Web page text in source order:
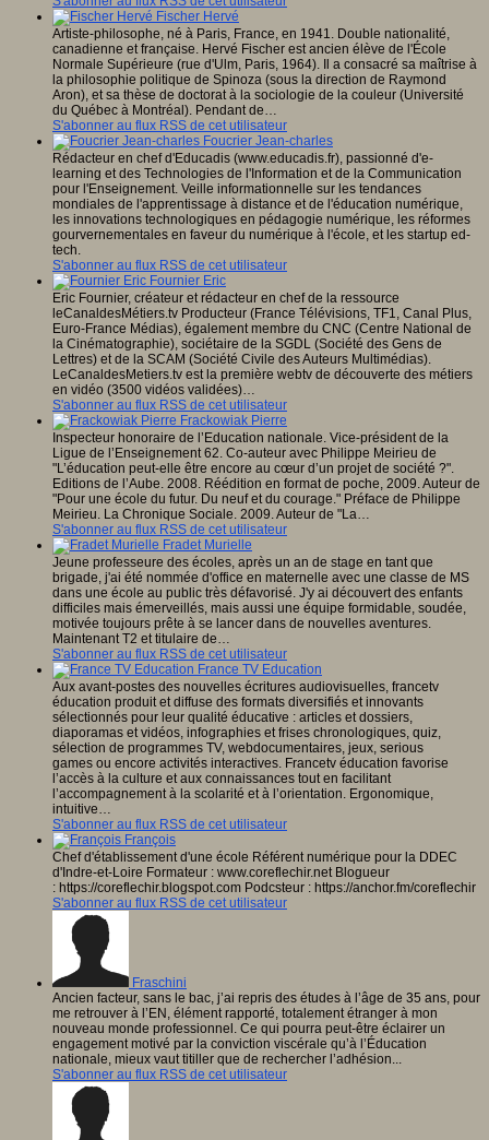
Fischer Hervé
Artiste-philosophe, né à Paris, France, en 1941. Double nationalité,
canadienne et française. Hervé Fischer est ancien élève de l'École
Normale Supérieure (rue d'Ulm, Paris, 1964). Il a consacré sa maîtrise à
la philosophie politique de Spinoza (sous la direction de Raymond
Aron), et sa thèse de doctorat à la sociologie de la couleur (Université
du Québec à Montréal). Pendant de…
S'abonner au flux RSS de cet utilisateur
Foucrier Jean-charles
Rédacteur en chef d'Educadis (www.educadis.fr), passionné d'e-
learning et des Technologies de l'Information et de la Communication
pour l'Enseignement. Veille informationnelle sur les tendances
mondiales de l'apprentissage à distance et de l'éducation numérique,
les innovations technologiques en pédagogie numérique, les réformes
gourvernementales en faveur du numérique à l'école, et les startup ed-
tech.
S'abonner au flux RSS de cet utilisateur
Fournier Eric
Eric Fournier, créateur et rédacteur en chef de la ressource
leCanaldesMétiers.tv Producteur (France Télévisions, TF1, Canal Plus,
Euro-France Médias), également membre du CNC (Centre National de
la Cinématographie), sociétaire de la SGDL (Société des Gens de
Lettres) et de la SCAM (Société Civile des Auteurs Multimédias).
LeCanaldesMetiers.tv est la première webtv de découverte des métiers
en vidéo (3500 vidéos validées)…
S'abonner au flux RSS de cet utilisateur
Frackowiak Pierre
Inspecteur honoraire de l’Education nationale. Vice-président de la
Ligue de l’Enseignement 62. Co-auteur avec Philippe Meirieu de
"L’éducation peut-elle être encore au cœur d’un projet de société ?".
Editions de l’Aube. 2008. Réédition en format de poche, 2009. Auteur de
"Pour une école du futur. Du neuf et du courage." Préface de Philippe
Meirieu. La Chronique Sociale. 2009. Auteur de "La…
S'abonner au flux RSS de cet utilisateur
Fradet Murielle
Jeune professeure des écoles, après un an de stage en tant que
brigade, j'ai été nommée d'office en maternelle avec une classe de MS
dans une école au public très défavorisé. J'y ai découvert des enfants
difficiles mais émerveillés, mais aussi une équipe formidable, soudée,
motivée toujours prête à se lancer dans de nouvelles aventures.
Maintenant T2 et titulaire de…
S'abonner au flux RSS de cet utilisateur
France TV Education
Aux avant-postes des nouvelles écritures audiovisuelles, francetv
éducation produit et diffuse des formats diversifiés et innovants
sélectionnés pour leur qualité éducative : articles et dossiers,
diaporamas et vidéos, infographies et frises chronologiques, quiz,
sélection de programmes TV, web­documentaires, jeux, serious
games ou encore activités interactives. Francetv éducation favorise
l’accès à la culture et aux connaissances tout en facilitant
l’accompagnement à la scolarité et à l’orientation. Ergonomique,
intuitive…
S'abonner au flux RSS de cet utilisateur
François
Chef d'établissement d'une école Référent numérique pour la DDEC
d'Indre-et-Loire Formateur : www.coreflechir.net Blogueur
: https://coreflechir.blogspot.com Podcsteur : https://anchor.fm/coreflechir
S'abonner au flux RSS de cet utilisateur
Fraschini
Ancien facteur, sans le bac, j’ai repris des études à l’âge de 35 ans, pour
me retrouver à l’EN, élément rapporté, totalement étranger à mon
nouveau monde professionnel. Ce qui pourra peut-être éclairer un
engagement motivé par la conviction viscérale qu’à l’Éducation
nationale, mieux vaut titiller que de rechercher l’adhésion...
S'abonner au flux RSS de cet utilisateur